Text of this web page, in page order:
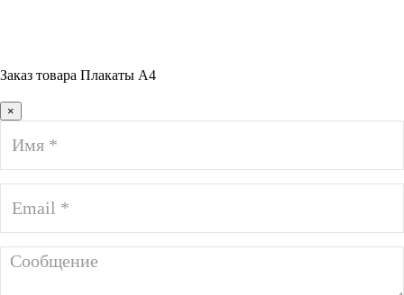
Заказ товара Плакаты А4
×